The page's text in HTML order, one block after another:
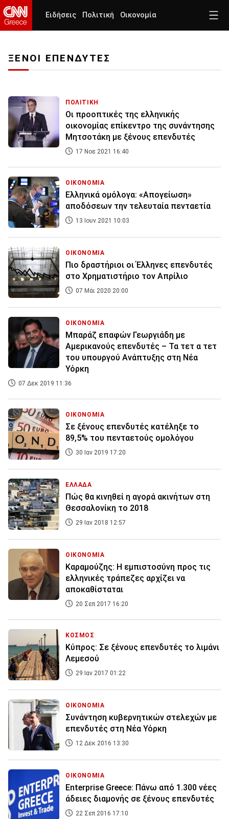
Ειδήσεις Πολιτική Οικονομία
ΞΕΝΟΙ ΕΠΕΝΔΥΤΕΣ
ΠΟΛΙΤΙΚΗ
Οι προοπτικές της ελληνικής
οικονομίας επίκεντρο της συνάντησης
Μητσοτάκη με ξένους επενδυτές
17 Νοε 2021 16:40
ΟΙΚΟΝΟΜΙΑ
Ελληνικά ομόλογα: «Απογείωση»
αποδόσεων την τελευταία πενταετία
13 Ιουν 2021 10:03
ΟΙΚΟΝΟΜΙΑ
Πιο δραστήριοι οι Έλληνες επενδυτές
στο Χρηματιστήριο τον Απρίλιο
07 Μάι 2020 20:00
ΟΙΚΟΝΟΜΙΑ
Μπαράζ επαφών Γεωργιάδη με
Αμερικανούς επενδυτές – Τα τετ α τετ
του υπουργού Ανάπτυξης στη Νέα
Υόρκη
07 Δεκ 2019 11:36
ΟΙΚΟΝΟΜΙΑ
Σε ξένους επενδυτές κατέληξε το
89,5% του πενταετούς ομολόγου
30 Ιαν 2019 17:20
ΕΛΛΑΔΑ
Πώς θα κινηθεί η αγορά ακινήτων στη
Θεσσαλονίκη το 2018
29 Ιαν 2018 12:57
ΟΙΚΟΝΟΜΙΑ
Καραμούζης: Η εμπιστοσύνη προς τις
ελληνικές τράπεζες αρχίζει να
αποκαθίσταται
20 Σεπ 2017 16:20
ΚΟΣΜΟΣ
Κύπρος: Σε ξένους επενδυτές το λιμάνι
Λεμεσού
29 Ιαν 2017 01:22
ΟΙΚΟΝΟΜΙΑ
Συνάντηση κυβερνητικών στελεχών με
επενδυτές στη Νέα Υόρκη
12 Δεκ 2016 13:30
ΟΙΚΟΝΟΜΙΑ
Enterprise Greece: Πάνω από 1.300 νέες
άδειες διαμονής σε ξένους επενδυτές
22 Σεπ 2016 17:10